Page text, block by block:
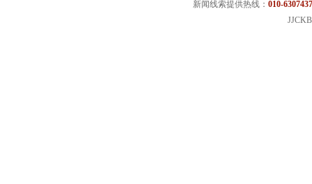
新闻线索提供热线： 010-